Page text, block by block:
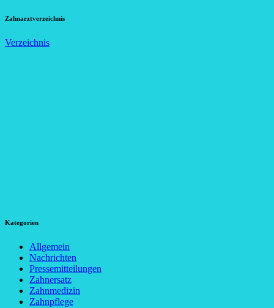
Zahnarztverzeichnis
Verzeichnis
Kategorien
Allgemein
Nachrichten
Pressemitteilungen
Zahnersatz
Zahnmedizin
Zahnpflege